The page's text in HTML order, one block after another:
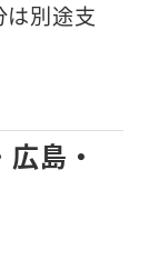
別途支
島・